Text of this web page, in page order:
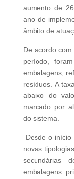
aumento de
ano de
âmbito de
De acordo
período,
embalagens,
resíduos. A
abaixo do
marcado por
do sistema.
Desde o início
novas
secundárias
embalagens